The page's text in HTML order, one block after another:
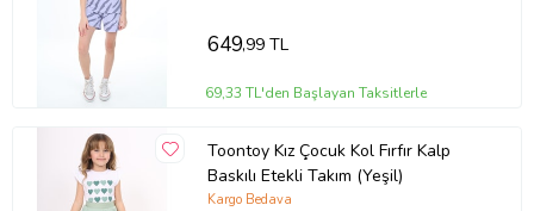
649,99 TL
69,33 TL'den Başlayan Taksitlerle
Toontoy Kız Çocuk Kol Fırfır Kalp
Baskılı Etekli Takım (Yeşil)
Kargo Bedava